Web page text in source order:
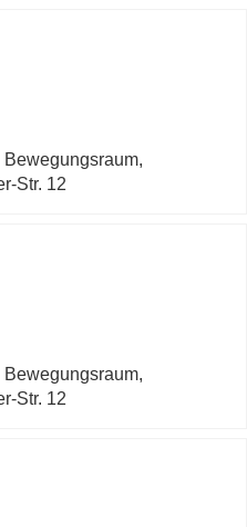
Str. 12
Str. 12